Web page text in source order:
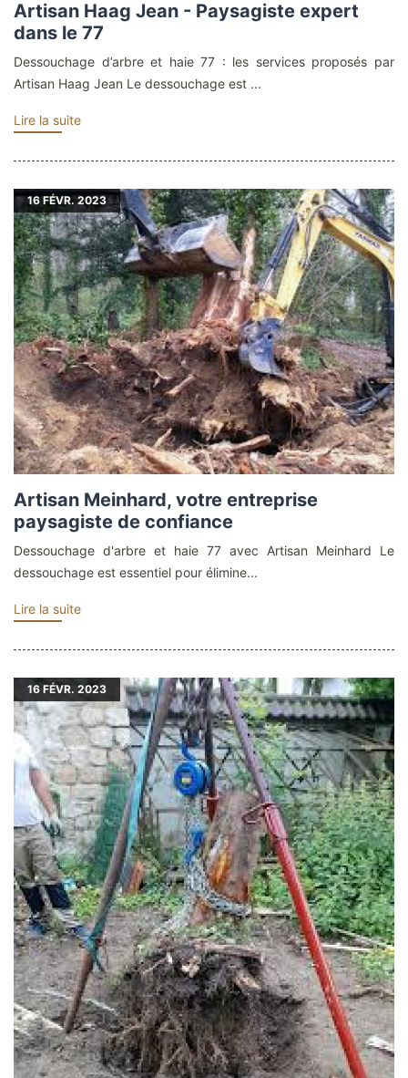
Artisan Haag Jean - Paysagiste expert
dans le 77
Dessouchage d’arbre et haie 77 : les services proposés par
Artisan Haag Jean Le dessouchage est ...
Lire la suite
16FÉVR. 2023
Artisan Meinhard, votre entreprise
paysagiste de confiance
Dessouchage d'arbre et haie 77 avec Artisan Meinhard Le
dessouchage est essentiel pour élimine...
Lire la suite
16 FÉVR. 2023